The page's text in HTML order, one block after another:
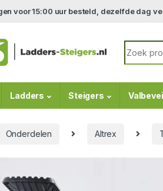
voor 15:00 uur besteld, dezelfde dag
Search
Ladders Steigers
Onderdelen Altrex